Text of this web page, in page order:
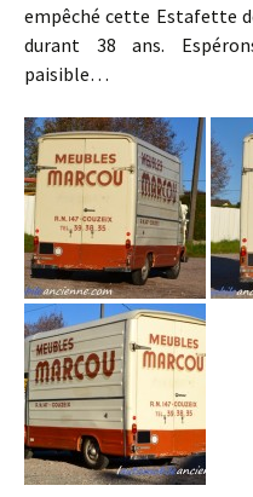
empêché cette Estafette
durant 38 ans.
paisible…